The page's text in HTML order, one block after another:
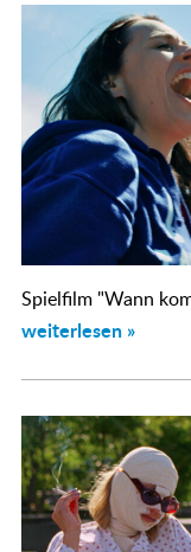
Spielfilm "Wann
weiterlesen »